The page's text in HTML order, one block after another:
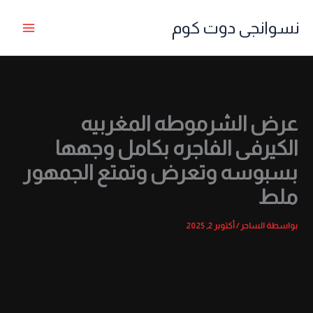
نسوانجى دوت كوم
عرض الشرموطه المغربيه
الكيرفى الفاجره بكامل وجهها
بسبوسه وتعرض وتمتع الجمهور
ملط
بواسطة الساحر/أكتوبر 2, 2025